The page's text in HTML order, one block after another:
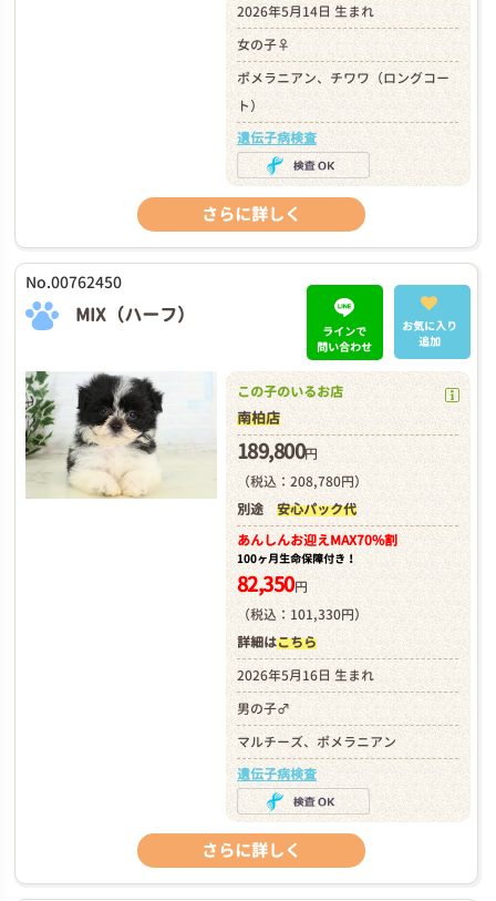
2026年5月14日 生まれ
女の子♀
ポメラニアン、チワワ（ロングコー
ト）
遺伝子病検査
さらに詳しく
No.00762450
MIX（ハーフ）
ラインで
問い合わせ
お気に入り
追加
この子のいるお店
南柏店
189,800円
（税込：208,780円）
別途 安心パック代
あんしんお迎えMAX70%割
100ヶ月生命保障付き！
82,350円
（税込：101,330円）
詳細はこちら
2026年5月16日 生まれ
男の子♂
マルチーズ、ポメラニアン
遺伝子病検査
さらに詳しく